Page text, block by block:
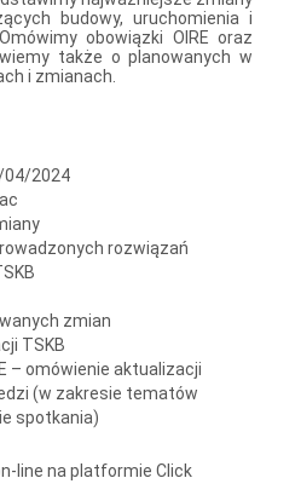
budowy, uruchomienia i
obowiązki OIRE oraz
także o planowanych w
i zmianach.
04/2024
rozwiązań
zmian
TSKB
– omówienie aktualizacji
(w zakresie tematów
spotkania)
line na platformie Click